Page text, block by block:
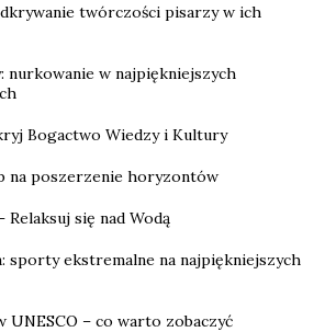
twórczości pisarzy w ich
nurkowanie w najpiękniejszych
Bogactwo Wiedzy i Kultury
na poszerzenie horyzontów
się nad Wodą
sporty ekstremalne na najpiękniejszych
UNESCO – co warto zobaczyć